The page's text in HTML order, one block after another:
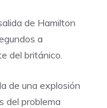
de Hamilton
a
del británico.
de una explosión
del problema